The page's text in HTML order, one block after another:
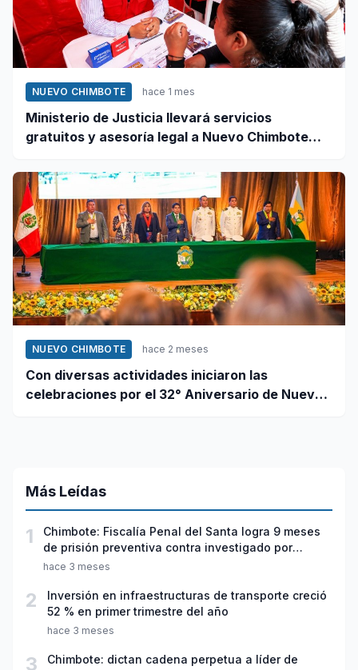
NUEVO CHIMBOTE hace 1 mes
Ministerio de Justicia llevará servicios
gratuitos y asesoría legal a Nuevo Chimbote
NUEVO CHIMBOTE hace 2 meses
Con diversas actividades iniciaron las
celebraciones por el 32° Aniversario de Nuevo
Más Leídas
1
Chimbote: Fiscalía Penal del Santa logra 9 meses
de prisión preventiva contra investigado por
violación sexual y tentativa de feminicidio
hace 3 meses
2
Inversión en infraestructuras de transporte creció
52 % en primer trimestre del año
hace 3 meses
3
Chimbote: dictan cadena perpetua a líder de